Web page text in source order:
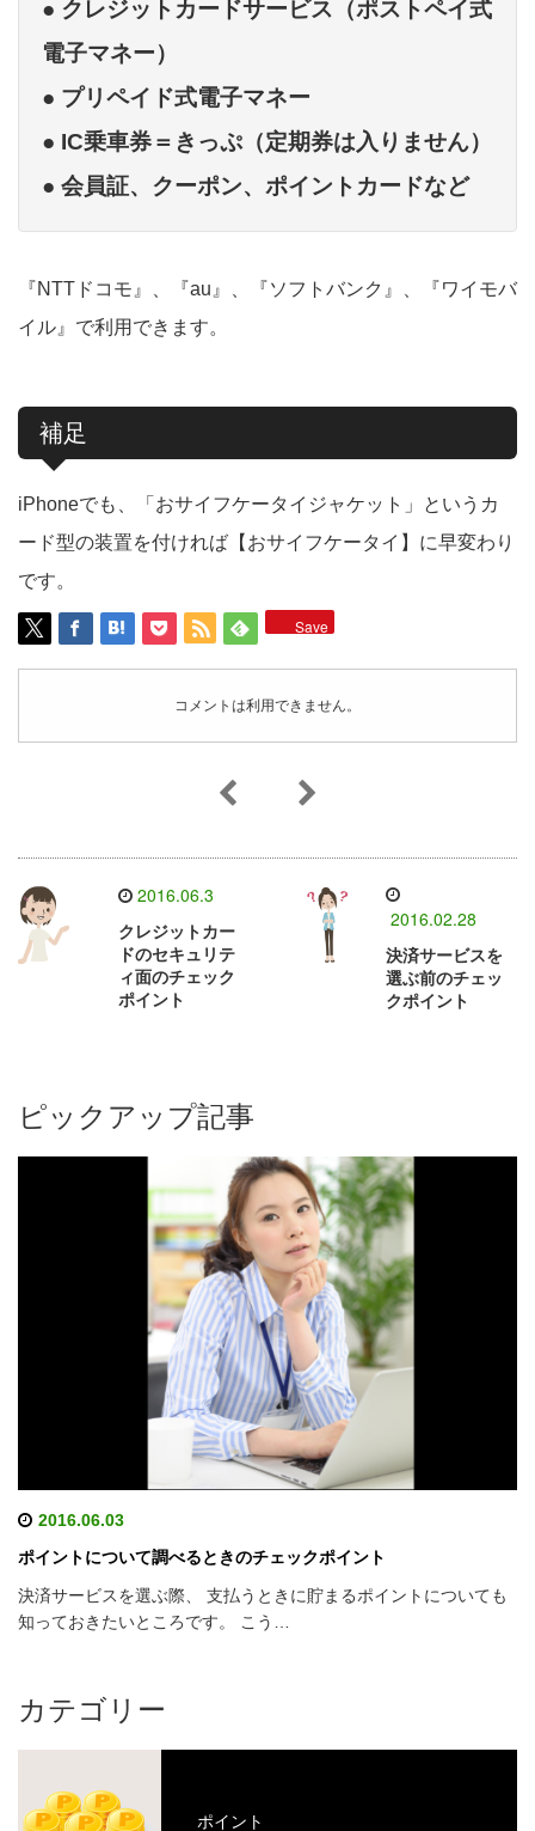
● クレジットカードサービス（ポストペイ式
電子マネー）
● プリペイド式電子マネー
● IC乗車券＝きっぷ（定期券は入りません）
● 会員証、クーポン、ポイントカードなど
『NTTドコモ』、『au』、『ソフトバンク』、『ワイモバ
イル』で利用できます。
補足
iPhoneでも、「おサイフケータイジャケット」というカ
ード型の装置を付ければ【おサイフケータイ】に早変わり
です。
Save
コメントは利用できません。
2016.06.3
クレジットカー
ドのセキュリテ
ィ面のチェック
ポイント
2016.02.28
決済サービスを
選ぶ前のチェッ
クポイント
ピックアップ記事
2016.06.03
ポイントについて調べるときのチェックポイント
決済サービスを選ぶ際、 支払うときに貯まるポイントについても
知っておきたいところです。 こう…
カテゴリー
ポイント